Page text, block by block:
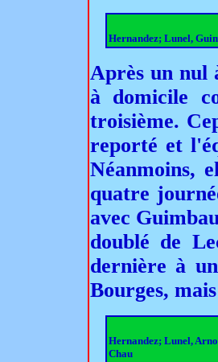
Hernandez; Lunel,
Après un nul
à domicile
troisième.
reporté et
Néanmoins,
quatre
avec
doublé de
dernière à
Bourges,
Hernandez; Lunel,
Chau